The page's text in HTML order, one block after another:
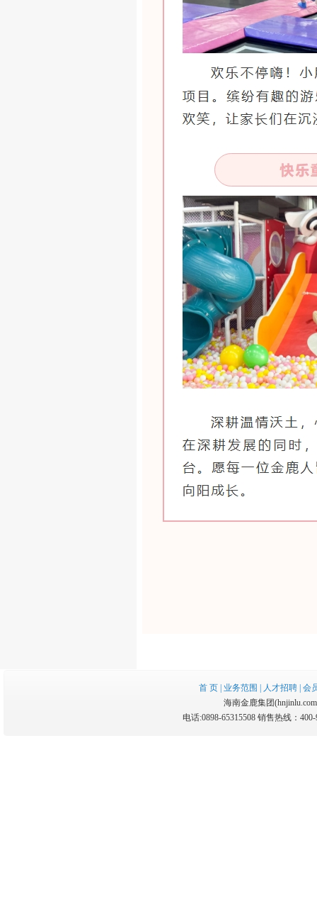
首 页| 业务范围 人才招聘| 会
海南金鹿集团
电话:0898-65315508 销售热线：